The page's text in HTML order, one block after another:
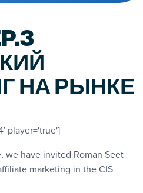
НА РЫНКЕ
player='true']
we have invited Roman Seet
marketing in the CIS